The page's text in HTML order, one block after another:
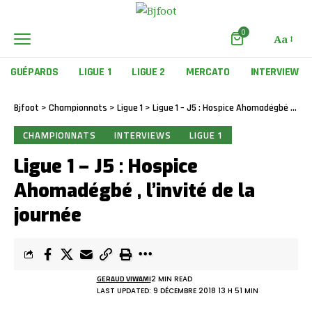
0 Aa
GUÉPARDS LIGUE 1 LIGUE 2 MERCATO INTERVIEW
Bjfoot > Championnats > Ligue 1 > Ligue 1 – J5 : Hospice Ahomadégbé , l’invité de la journée
CHAMPIONNATS INTERVIEWS LIGUE 1
Ligue 1 – J5 : Hospice
Ahomadégbé , l’invité de la
journée
LAST UPDATED: 9 DÉCEMBRE 2018 13 H 51 MIN
GERAUD VIWAMI2 MIN READ